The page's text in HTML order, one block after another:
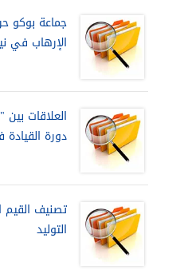
جماعة بوكو
الإرهاب في
العلاقات
دورة القيادة
تصنيف القيم
التوليد